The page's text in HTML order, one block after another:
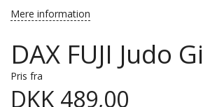
Mere information
DAX FUJI Judo
Pris fra
DKK 489,00